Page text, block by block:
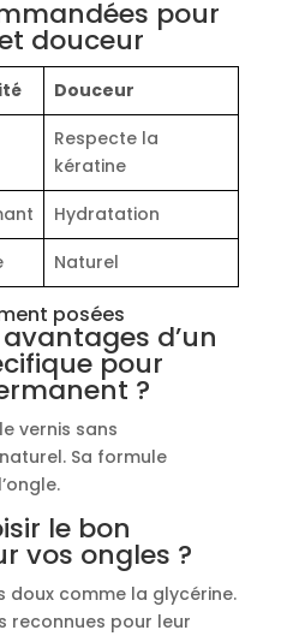
pour
douceur
Douceur
Respecte la
kératine
Hydratation
Naturel
posées
d’un
pour
?
vernis sans
Sa formule
le bon
vos ongles ?
doux comme la glycérine.
reconnues pour leur